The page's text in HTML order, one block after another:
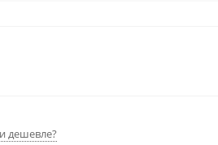
дешевле?